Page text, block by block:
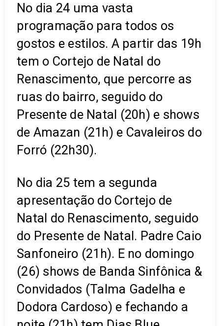
No dia 24 uma vasta
programação para todos os
gostos e estilos. A partir das 19h
tem o Cortejo de Natal do
Renascimento, que percorre as
ruas do bairro, seguido do
Presente de Natal (20h) e shows
de Amazan (21h) e Cavaleiros do
Forró (22h30).
No dia 25 tem a segunda
apresentação do Cortejo de
Natal do Renascimento, seguido
do Presente de Natal. Padre Caio
Sanfoneiro (21h). E no domingo
(26) shows de Banda Sinfônica &
Convidados (Talma Gadelha e
Dodora Cardoso) e fechando a